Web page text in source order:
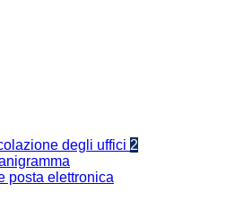
degli uffici 2
posta elettronica